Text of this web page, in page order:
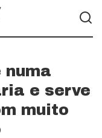
numa
e serve
muito